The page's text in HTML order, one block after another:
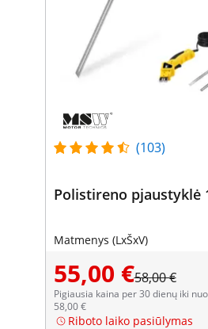
(103)
Polistireno pjaustyklė
Matmenys (LxŠxV)
55,00 €58,00 €
Pigiausia kaina per 30 dienų iki
58,00 €
Riboto laiko pasiūlymas